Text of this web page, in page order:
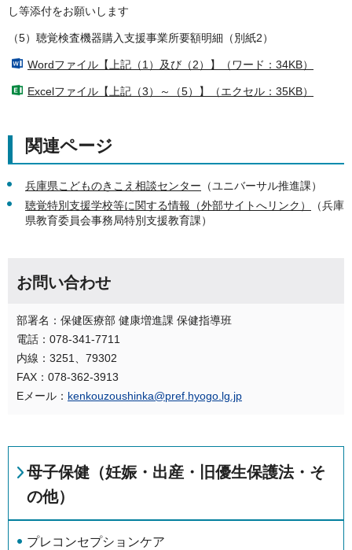
し等添付をお願いします
（5）聴覚検査機器購入支援事業所要額明細（別紙2）
Wordファイル【上記（1）及び（2）】（ワード：34KB）
Excelファイル【上記（3）～（5）】（エクセル：35KB）
関連ページ
兵庫県こどものきこえ相談センター （ユニバーサル推進課）
聴覚特別支援学校等に関する情報（外部サイトへリンク）
（兵庫
県教育委員会事務局特別支援教育課）
お問い合わせ
部署名：保健医療部 健康増進課 保健指導班
電話：078-341-7711
内線：3251、79302
FAX：078-362-3913
Eメール： kenkouzoushinka@pref.hyogo.lg.jp
母子保健（妊娠・出産・旧優生保護法・そ
の他）
プレコンセプションケア